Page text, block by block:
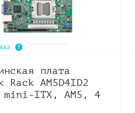
плата
Rack AM5D4ID2
mini-ITX, AM5, 4